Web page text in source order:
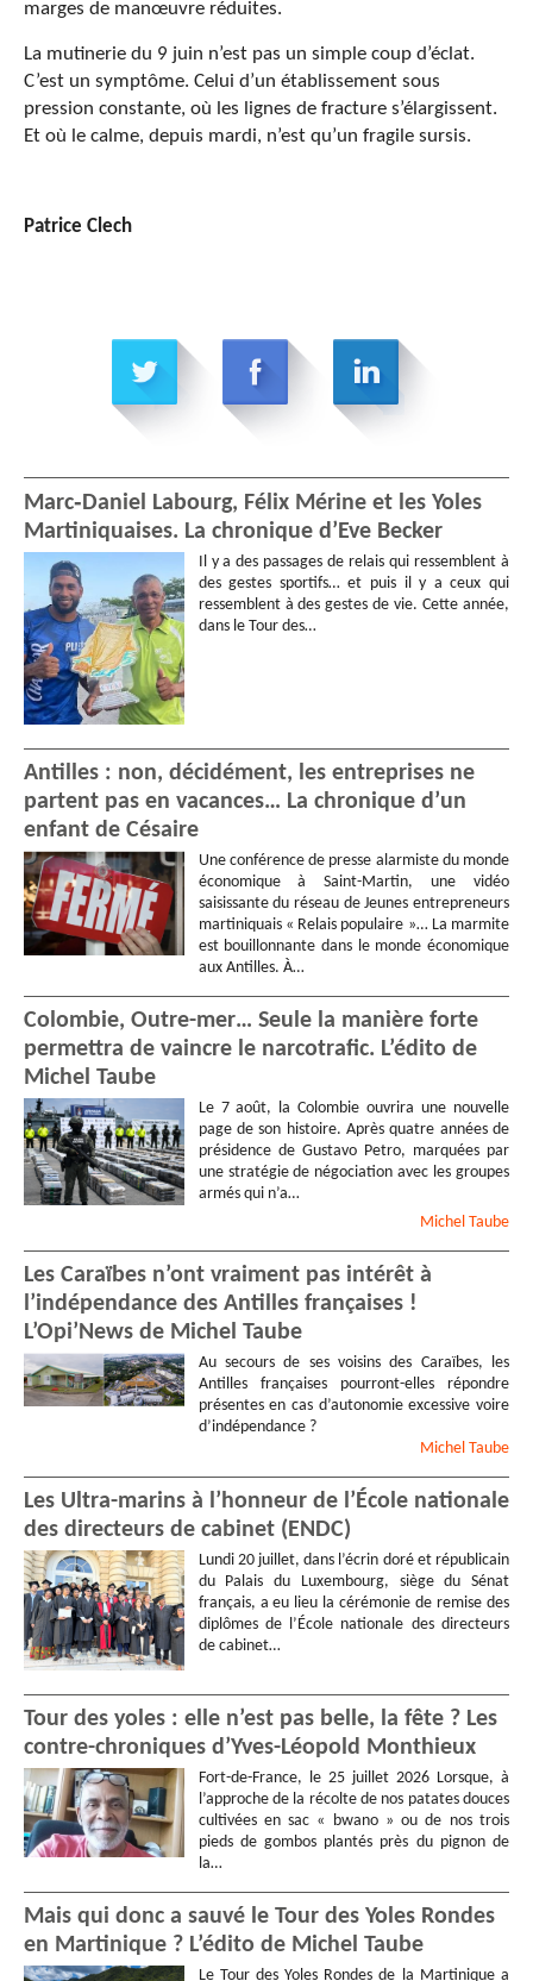
marges de manœuvre réduites.
La mutinerie du 9 juin n’est pas un simple coup d’éclat.
C’est un symptôme. Celui d’un établissement sous
pression constante, où les lignes de fracture s’élargissent.
Et où le calme, depuis mardi, n’est qu’un fragile sursis.
Patrice Clech
Marc‑Daniel Labourg, Félix Mérine et les Yoles
Martiniquaises. La chronique d’Eve Becker
Il y a des passages de relais qui ressemblent à
des gestes sportifs… et puis il y a ceux qui
ressemblent à des gestes de vie. Cette année,
dans le Tour des…
Antilles : non, décidément, les entreprises ne
partent pas en vacances… La chronique d’un
enfant de Césaire
Une conférence de presse alarmiste du monde
économique à Saint-Martin, une vidéo
saisissante du réseau de Jeunes entrepreneurs
martiniquais « Relais populaire »… La marmite
est bouillonnante dans le monde économique
aux Antilles. À…
Colombie, Outre-mer… Seule la manière forte
permettra de vaincre le narcotrafic. L’édito de
Michel Taube
Le 7 août, la Colombie ouvrira une nouvelle
page de son histoire. Après quatre années de
présidence de Gustavo Petro, marquées par
une stratégie de négociation avec les groupes
armés qui n’a…
Michel Taube
Les Caraïbes n’ont vraiment pas intérêt à
l’indépendance des Antilles françaises !
L’Opi’News de Michel Taube
Au secours de ses voisins des Caraïbes, les
Antilles françaises pourront-elles répondre
présentes en cas d’autonomie excessive voire
d’indépendance ?
Michel Taube
Les Ultra-marins à l’honneur de l’École nationale
des directeurs de cabinet (ENDC)
Lundi 20 juillet, dans l’écrin doré et républicain
du Palais du Luxembourg, siège du Sénat
français, a eu lieu la cérémonie de remise des
diplômes de l’École nationale des directeurs
de cabinet…
Tour des yoles : elle n’est pas belle, la fête ? Les
contre-chroniques d’Yves-Léopold Monthieux
Fort-de-France, le 25 juillet 2026 Lorsque, à
l’approche de la récolte de nos patates douces
cultivées en sac « bwano » ou de nos trois
pieds de gombos plantés près du pignon de
la…
Mais qui donc a sauvé le Tour des Yoles Rondes
en Martinique ? L’édito de Michel Taube
Le Tour des Yoles Rondes de la Martinique a